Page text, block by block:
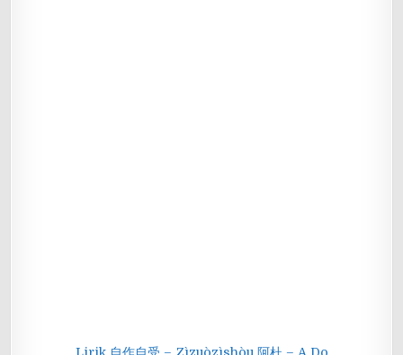
Lirik 自作自受 – Zìzuòzìshòu 阿杜 – A Do